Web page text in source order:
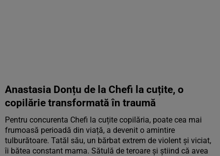
Anastasia Donțu de la Chefi la cuțite, o
copilărie transformată în traumă
Pentru concurenta Chefi la cuțite copilăria, poate cea mai
frumoasă perioadă din viață, a devenit o amintire
tulburătoare. Tatăl său, un bărbat extrem de violent și viciat,
îi bătea constant mama. Sătulă de teroare și știind că avea